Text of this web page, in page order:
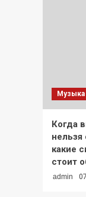
Музыка
Когда
нельзя
какие
стоит
admin